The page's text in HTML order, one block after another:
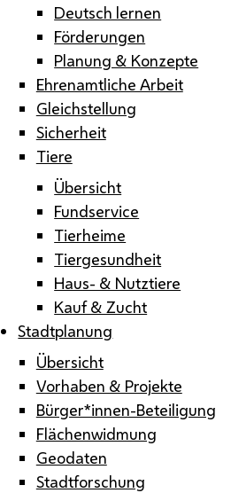
Deutsch lernen
Förderungen
Planung & Konzepte
Ehrenamtliche Arbeit
Gleichstellung
Sicherheit
Tiere
Übersicht
Fundservice
Tierheime
Tiergesundheit
Haus- & Nutztiere
Kauf & Zucht
Stadtplanung
Übersicht
Vorhaben & Projekte
Bürger*innen-Beteiligung
Flächenwidmung
Geodaten
Stadtforschung